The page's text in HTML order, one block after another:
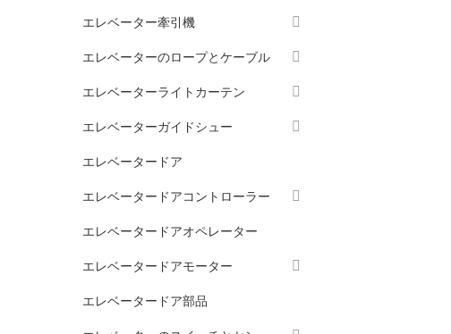
エレベーター牽引機
エレベーターのロープとケーブル
エレベーターライトカーテン
エレベーターガイドシュー
エレベータードア
エレベータードアコントローラー
エレベータードアオペレーター
エレベータードアモーター
エレベータードア部品